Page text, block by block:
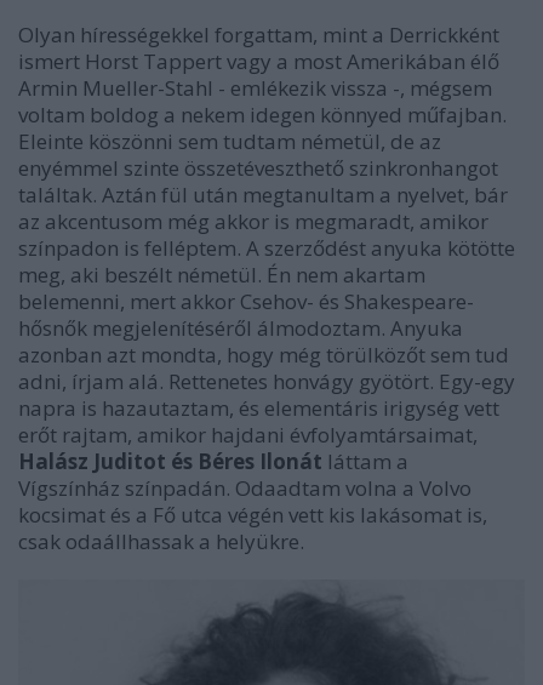
Olyan hírességekkel forgattam, mint a Derrickként
ismert Horst Tappert vagy a most Amerikában élő
Armin Mueller-Stahl - emlékezik vissza -, mégsem
voltam boldog a nekem idegen könnyed műfajban.
Eleinte köszönni sem tudtam németül, de az
enyémmel szinte összetéveszthető szinkronhangot
találtak. Aztán fül után megtanultam a nyelvet, bár
az akcentusom még akkor is megmaradt, amikor
színpadon is felléptem. A szerződést anyuka kötötte
meg, aki beszélt németül. Én nem akartam
belemenni, mert akkor Csehov- és Shakespeare-
hősnők megjelenítéséről álmodoztam. Anyuka
azonban azt mondta, hogy még törülközőt sem tud
adni, írjam alá. Rettenetes honvágy gyötört. Egy-egy
napra is hazautaztam, és elementáris irigység vett
erőt rajtam, amikor hajdani évfolyamtársaimat,
Halász Juditot és Béres Ilonát láttam a
Vígszínház színpadán. Odaadtam volna a Volvo
kocsimat és a Fő utca végén vett kis lakásomat is,
csak odaállhassak a helyükre.